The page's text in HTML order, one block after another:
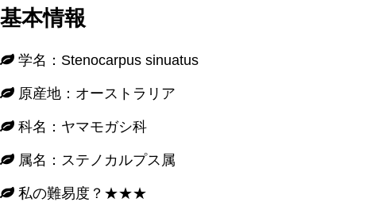
基本情報
学名：Stenocarpus sinuatus
原産地：オーストラリア
科名：ヤマモガシ科
属名：ステノカルプス属
私の難易度？★★★